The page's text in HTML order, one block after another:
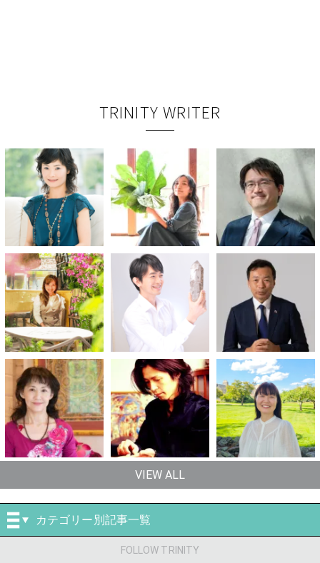
TRINITY WRITER
VIEW ALL
カテゴリー別記事一覧
FOLLOW TRINITY